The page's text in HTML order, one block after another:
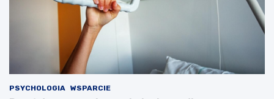
PSYCHOLOGIA WSPARCIE